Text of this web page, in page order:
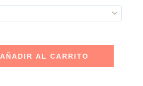
AÑADIR AL CARRITO